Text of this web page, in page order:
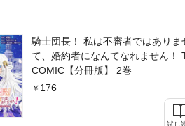
騎士団長！ 私は不審者ではありま
て、婚約者になんてなれません！
COMIC【分冊版】 2巻
176
試し